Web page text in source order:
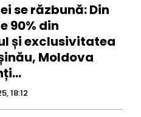
se răzbună: Din
90% din
și exclusivitatea
Moldova
18:12